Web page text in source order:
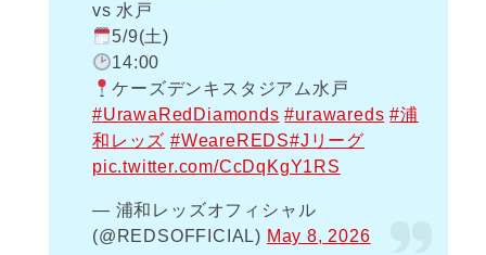
vs 水戸
5/9(土)
14:00
ケーズデンキスタジアム水戸
#UrawaRedDiamonds #urawareds #浦
和レッズ #WeareREDS#Jリーグ
pic.twitter.com/CcDqKgY1RS
— 浦和レッズオフィシャル
(@REDSOFFICIAL) May 8, 2026